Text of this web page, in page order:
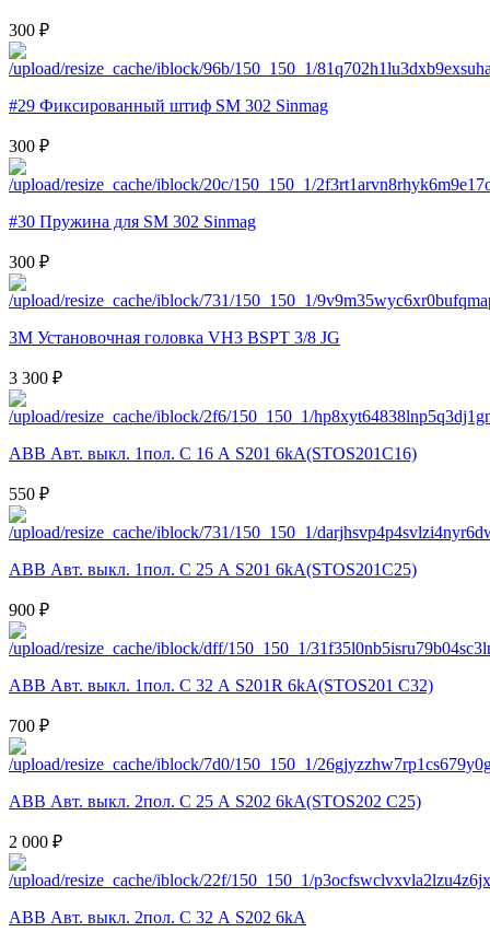
300 ₽
#29 Фиксированный штиф SM 302 Sinmag
300 ₽
#30 Пружина для SM 302 Sinmag
300 ₽
3M Установочная головка VH3 BSPT 3/8 JG
3 300 ₽
ABB Авт. выкл. 1пол. С 16 А S201 6kA(STOS201C16)
550 ₽
ABB Авт. выкл. 1пол. С 25 А S201 6kA(STOS201C25)
900 ₽
ABB Авт. выкл. 1пол. С 32 А S201R 6kA(STOS201 C32)
700 ₽
ABB Авт. выкл. 2пол. С 25 А S202 6kA(STOS202 C25)
2 000 ₽
ABB Авт. выкл. 2пол. С 32 А S202 6kA